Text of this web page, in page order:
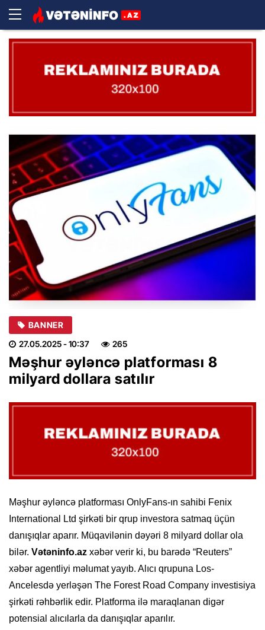
BANNER
27.05.2025- 10:37 265
Məşhur əyləncə platforması 8
milyard dollara satılır
Məşhur əyləncə platforması OnlyFans-ın sahibi Fenix ​​
International Ltd şirkəti bir qrup investora satmaq üçün
danışıqlar aparır. Müqavilənin dəyəri 8 milyard dollar ola
bilər. Vətəninfo.az xəbər verir ki, bu barədə “Reuters”
xəbər agentliyi məlumat yayıb. Alıcı qrupuna Los-
Ancelesdə yerləşən The Forest Road Company investisiya
şirkəti rəhbərlik edir. Platforma ilə maraqlanan digər
potensial alıcılarla da danışıqlar aparılır.